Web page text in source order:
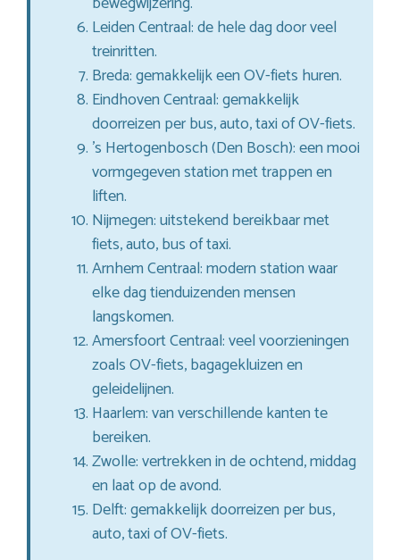
Leiden Centraal: de hele dag door veel
treinritten.
Breda: gemakkelijk een OV-fiets huren.
Eindhoven Centraal: gemakkelijk
doorreizen per bus, auto, taxi of OV-fiets.
’s Hertogenbosch (Den Bosch): een mooi
vormgegeven station met trappen en
liften.
Nijmegen: uitstekend bereikbaar met
fiets, auto, bus of taxi.
Arnhem Centraal: modern station waar
elke dag tienduizenden mensen
langskomen.
Amersfoort Centraal: veel voorzieningen
zoals OV-fiets, bagagekluizen en
geleidelijnen.
Haarlem: van verschillende kanten te
bereiken.
Zwolle: vertrekken in de ochtend, middag
en laat op de avond.
Delft: gemakkelijk doorreizen per bus,
auto, taxi of OV-fiets.